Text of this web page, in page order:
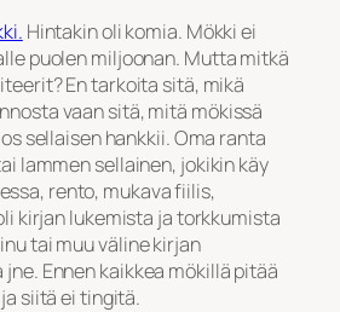
Hintakin oli komia. Mökki ei
puolen miljoonan. Mutta mitkä
En tarkoita sitä, mikä
vaan sitä, mitä mökissä
sellaisen hankkii. Oma ranta
lammen sellainen, jokikin käy
rento, mukava fiilis,
kirjan lukemista ja torkkumista
tai muu väline kirjan
Ennen kaikkea mökillä pitää
siitä ei tingitä.